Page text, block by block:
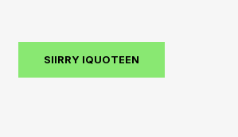
SIIRRY IQUOTEEN